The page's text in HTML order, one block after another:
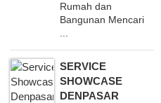
Rumah dan
Bangunan Mencari
...
SERVICE
SHOWCASE
DENPASAR